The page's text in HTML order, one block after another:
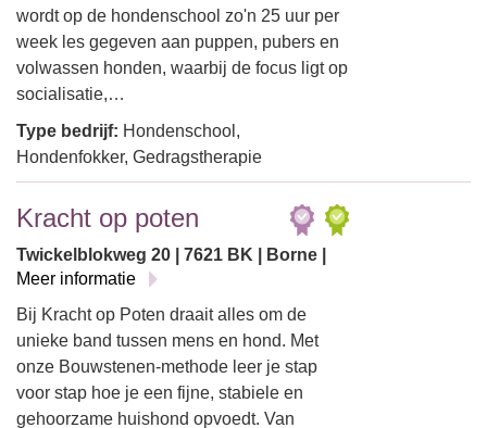
wordt op de hondenschool zo'n 25 uur per
week les gegeven aan puppen, pubers en
volwassen honden, waarbij de focus ligt op
socialisatie,…
Type bedrijf: Hondenschool,
Hondenfokker, Gedragstherapie
Kracht op poten
Twickelblokweg 20 | 7621 BK | Borne |
Meer informatie
Bij Kracht op Poten draait alles om de
unieke band tussen mens en hond. Met
onze Bouwstenen-methode leer je stap
voor stap hoe je een fijne, stabiele en
gehoorzame huishond opvoedt. Van